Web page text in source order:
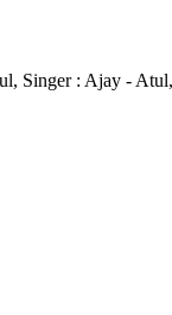
: Ajay -